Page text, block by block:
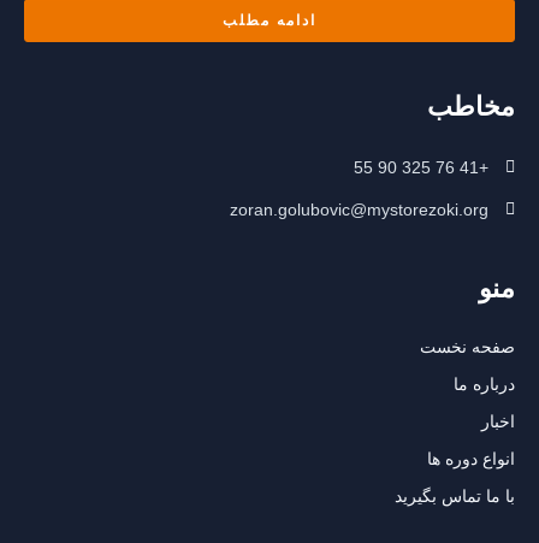
ادامه مطلب
مخاطب
+41 76 325 90 55
zoran.golubovic@mystorezoki.org
منو
صفحه نخست
درباره ما
اخبار
انواع دوره ها
با ما تماس بگیرید